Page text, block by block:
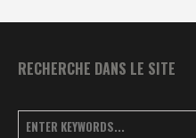
RECHERCHE DANS LE SITE